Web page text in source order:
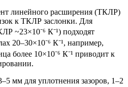
линейного расширения (ТКЛР)
к ТКЛР заслонки. Для
~23×10⁻⁶ К⁻¹) подходят
20–30×10⁻⁶ К⁻¹, например,
более 10×10⁻⁶ К⁻¹ приводит к
мм для уплотнения зазоров, 1–2